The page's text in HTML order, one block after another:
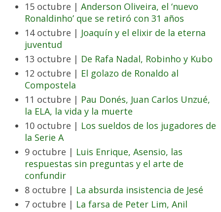
15 octubre | Anderson Oliveira, el ‘nuevo
Ronaldinho’ que se retiró con 31 años
14 octubre | Joaquín y el elixir de la eterna
juventud
13 octubre | De Rafa Nadal, Robinho y Kubo
12 octubre | El golazo de Ronaldo al
Compostela
11 octubre | Pau Donés, Juan Carlos Unzué,
la ELA, la vida y la muerte
10 octubre | Los sueldos de los jugadores de
la Serie A
9 octubre | Luis Enrique, Asensio, las
respuestas sin preguntas y el arte de
confundir
8 octubre | La absurda insistencia de Jesé
7 octubre | La farsa de Peter Lim, Anil